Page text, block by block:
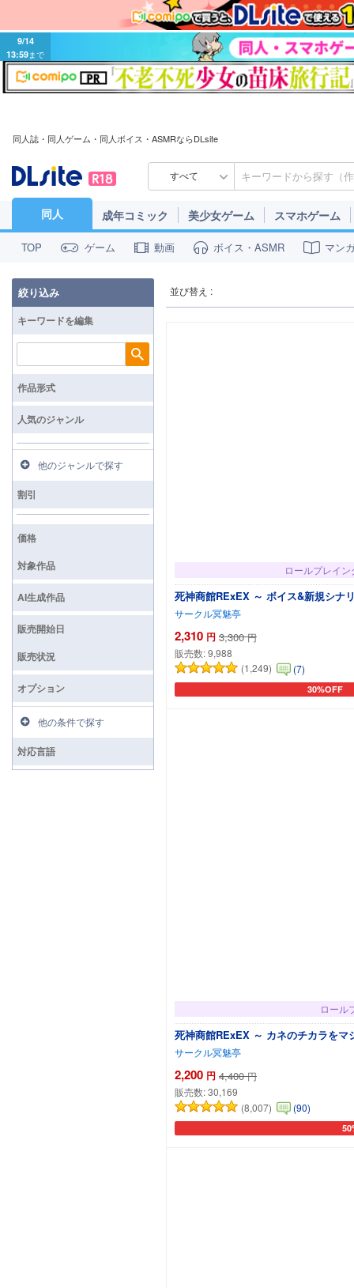
9/14
13:59まで
同人誌・同人ゲーム・同人ボイス・ASMRならDLsite
すべて
同人 成年コミック 美少女ゲーム スマホゲーム
TOP ゲーム 動画 ボイス・ASMR マン
並び替え :
ロールプレイン
死神商館RExEX ～ ボイス&新規シナ
サークル冥魅亭
2,310 円 3,300 円
販売数:9,988
(1,249)
(7)
30%OFF
カートに追
ロール
死神商館RExEX ～ カネのチカラを
サークル冥魅亭
2,200 円 4,400 円
販売数:30,169
(8,007)
(90)
カ
絞り込み
キーワードを編集
検索
作品形式
人気のジャンル
他のジャンルで探す
割引
価格
対象作品
AI生成作品
販売開始日
販売状況
オプション
他の条件で探す
対応言語